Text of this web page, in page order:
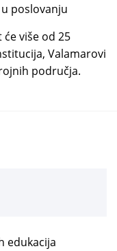
više od 25
Valamarovi
područja.
edukacija